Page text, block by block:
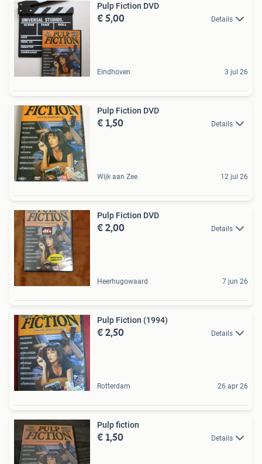
Pulp Fiction DVD
€ 5,00 Details
Eindhoven 3 jul 26
Pulp Fiction DVD
€ 1,50 Details
Wijk aan Zee 12 jul 26
Pulp Fiction DVD
€ 2,00 Details
Heerhugowaard 7 jun 26
Pulp Fiction (1994)
€ 2,50 Details
Rotterdam 26 apr 26
Pulp fiction
€ 1,50 Details